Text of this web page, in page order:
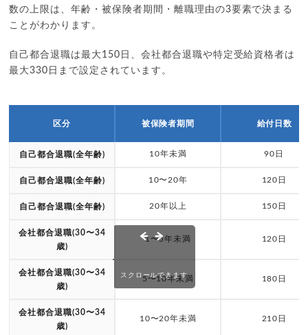
数の上限は、年齢・被保険者期間・離職理由の3要素で決まる
ことがわかります。
自己都合退職は最大150日、会社都合退職や特定受給資格者は
最大330日まで設定されています。
区分 被保険者期間 給付日数
自己都合退職(全年齢) 10年未満 90日
自己都合退職(全年齢) 10〜20年 120日
自己都合退職(全年齢) 20年以上 150日
会社都合退職(30〜34
歳)
1〜5年未満 120日
会社都合退職(30〜34
歳)
5〜10年未満 180日
会社都合退職(30〜34
歳)
10〜20年未満 210日
スクロールできます